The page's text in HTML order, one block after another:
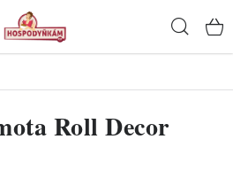
Roll Decor